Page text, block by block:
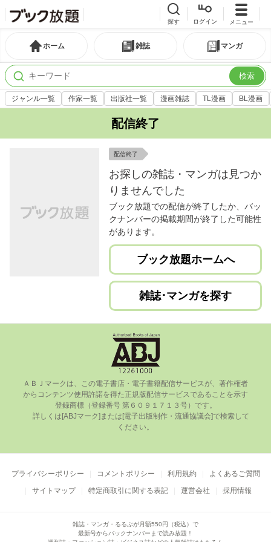
探す ログイン メニュー
ホーム 雑誌 マンガ
検索
ジャンル一覧 作家一覧 出版社一覧 漫画雑誌 TL漫画 BL漫画
配信終了
配信終了
お探しの雑誌・マンガは見つか
りませんでした
ブック放題での配信が終了したか、バッ
クナンバーの掲載期間が終了した可能性
があります。
ブック放題ホームへ
雑誌･マンガを探す
ＡＢＪマークは、この電⼦書店・電⼦書籍配信サービスが、著作権者
からコンテンツ使⽤許諾を得た正規版配信サービスであることを⽰す
登録商標（登録番号 第６０９１７１３号）です。
ください。
プライバシーポリシー コメントポリシー 利用規約
よくあるご質問
サイトマップ
特定商取引に関する表記 運営会社 採用情報
雑誌・マンガ・るるぶが月額550円（税込）で
最新号からバックナンバーまで読み放題！